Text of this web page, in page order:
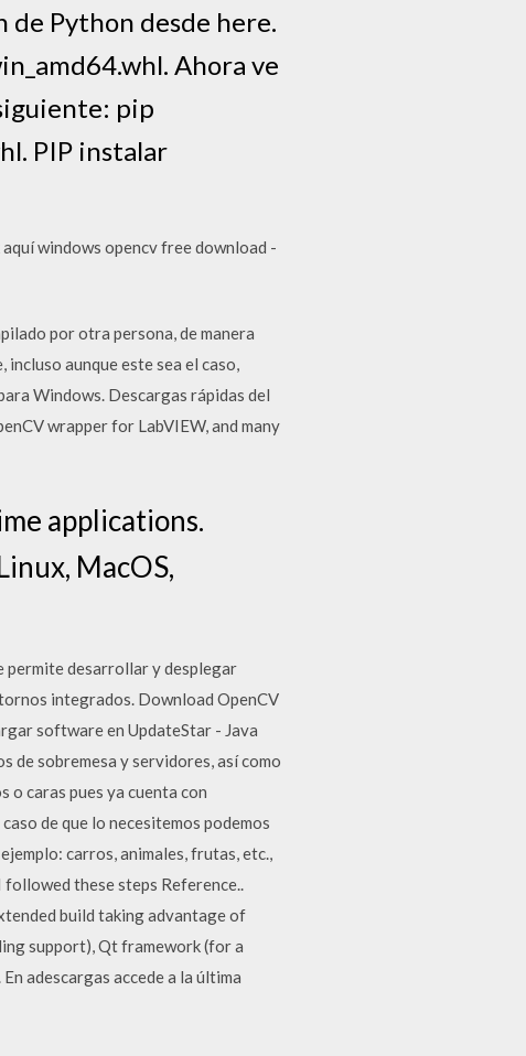
de Python desde here.
Ahora ve
pip
PIP instalar
windows opencv free download -
por otra persona, de manera
aunque este sea el caso,
Windows. Descargas rápidas del
wrapper for LabVIEW, and many
applications.
MacOS,
permite desarrollar y desplegar
integrados. Download OpenCV
software en UpdateStar - Java
de sobremesa y servidores, así como
caras pues ya cuenta con
de que lo necesitemos podemos
carros, animales, frutas, etc.,
these steps Reference..
build taking advantage of
support), Qt framework (for a
adescargas accede a la última